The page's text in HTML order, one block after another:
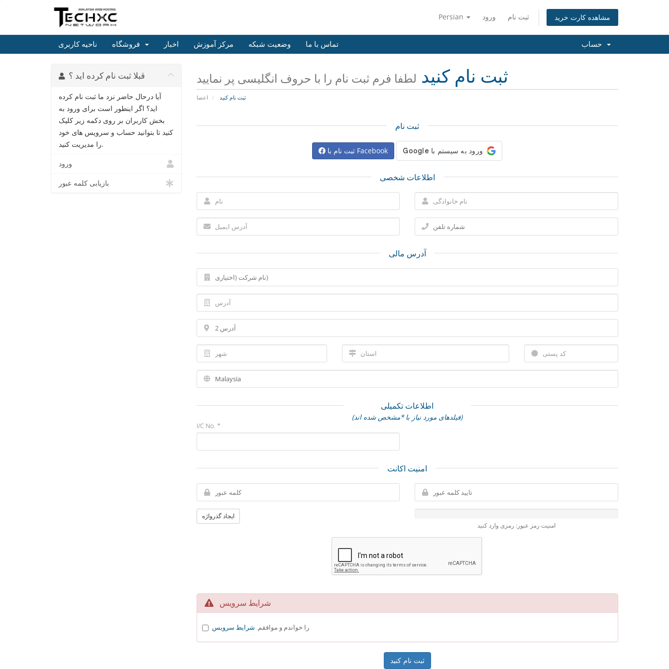
Persian ورود ثبت نام مشاهده کارت خرید
ناحیه کاربری اخبار مرکز آموزش وضعیت شبکه تماس با ما
ثبت نام کنید لطفا فرم ثبت نام را با حروف انگلیسی پر نمایید
اعضا ثبت نام کنید
قبلا ثبت نام کرده اید ؟
آیا درحال حاضر نزد ما ثبت نام کرده
اید؟ اگر اینطور است برای ورود به
بخش کاربران بر روی دکمه زیر کلیک
کنید تا بتوانید حساب و سرویس های خود
را مدیریت کنید.
ورود
بازیابی کلمه عبور
ثبت نام
ثبت نام با Facebook
اطلاعات شخصی
آدرس مالی
اطلاعات تکمیلی
(فیلدهای مورد نیاز با *مشخص شده اند)
I/C No. *
امنیت اکانت
ایجاد گذرواژه
امنیت رمز عبور: رمزی وارد کنید
شرایط سرویس
را خواندم و موافقم. شرایط سرویس